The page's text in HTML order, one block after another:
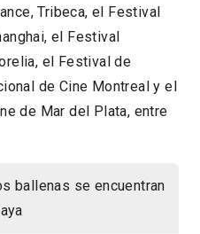
Tribeca, el Festival
el Festival
el Festival de
de Cine Montreal y el
de Mar del Plata, entre
ballenas se encuentran